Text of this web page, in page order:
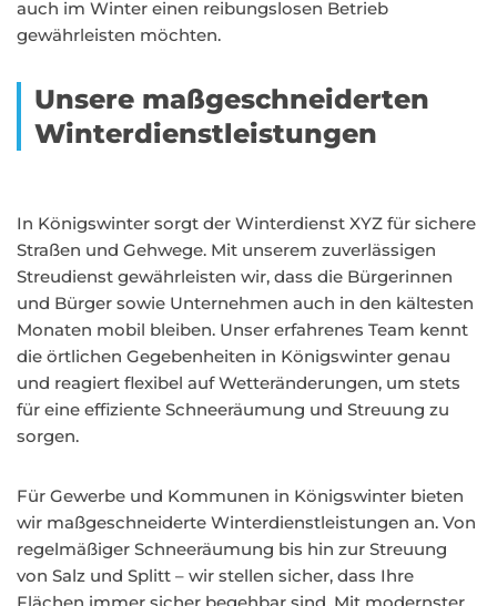
auch im Winter einen reibungslosen Betrieb
gewährleisten möchten.
Unsere maßgeschneiderten
Winterdienstleistungen
In Königswinter sorgt der Winterdienst XYZ für sichere
Straßen und Gehwege. Mit unserem zuverlässigen
Streudienst gewährleisten wir, dass die Bürgerinnen
und Bürger sowie Unternehmen auch in den kältesten
Monaten mobil bleiben. Unser erfahrenes Team kennt
die örtlichen Gegebenheiten in Königswinter genau
und reagiert flexibel auf Wetteränderungen, um stets
für eine effiziente Schneeräumung und Streuung zu
sorgen.
Für Gewerbe und Kommunen in Königswinter bieten
wir maßgeschneiderte Winterdienstleistungen an. Von
regelmäßiger Schneeräumung bis hin zur Streuung
von Salz und Splitt – wir stellen sicher, dass Ihre